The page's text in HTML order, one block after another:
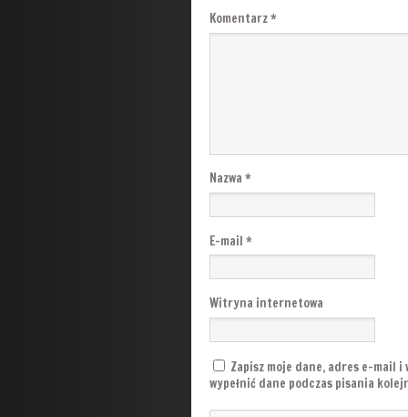
Komentarz*
Nazwa *
E-mail *
Witryna internetowa
Zapisz moje dane, adres e-mail
wypełnić dane podczas pisania